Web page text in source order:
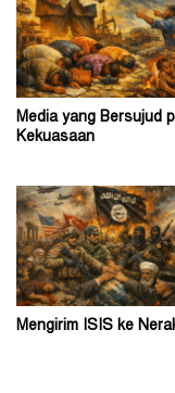
Media yang Bersujud
Kekuasaan
Mengirim ISIS ke